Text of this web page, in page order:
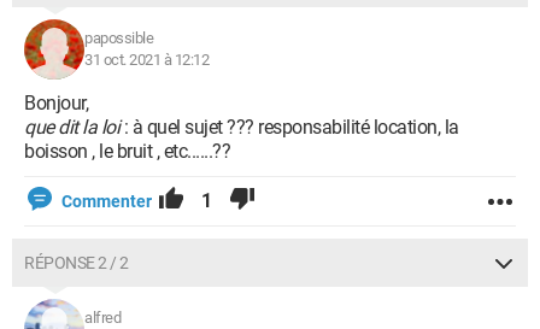
papossible
31 oct. 2021 à 12:12
Bonjour,
que dit la loi: à quel sujet ??? responsabilité location, la
boisson , le bruit , etc......??
Commenter 1
RÉPONSE 2 / 2
alfred